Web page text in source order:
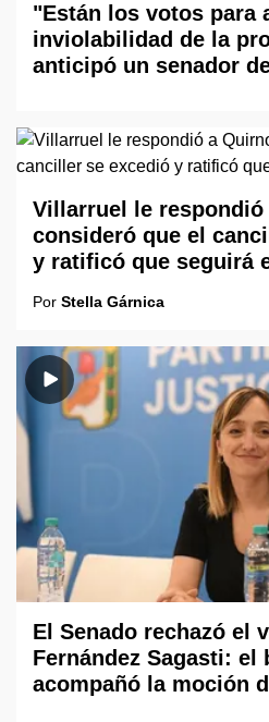
"Están los votos para
inviolabilidad de la
anticipó un senador
Villarruel le respondió
consideró que el
y ratificó que seguirá
Por Stella Gárnica
El Senado rechazó el
Fernández Sagasti: el
acompañó la moción